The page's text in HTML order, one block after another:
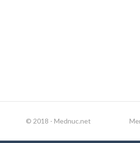
© 2018 - Mednuc.net